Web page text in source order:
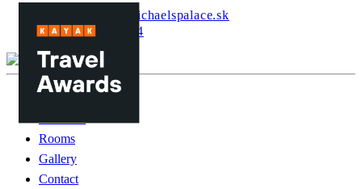
recepcia@hotelmichaelspalace.sk
+421 948 633 514
Rooms
Gallery
Contact